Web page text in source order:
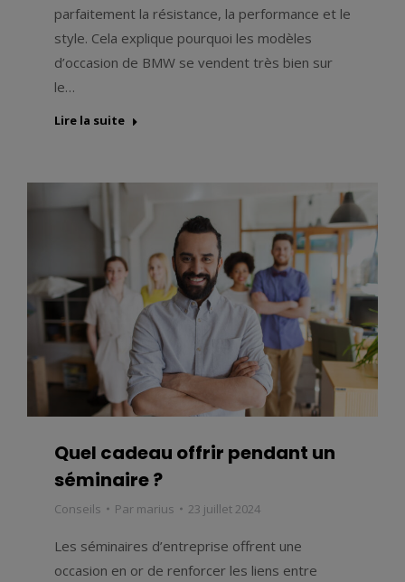
parfaitement la résistance, la performance et le
style. Cela explique pourquoi les modèles
d’occasion de BMW se vendent très bien sur
le…
Lire la suite
Quel cadeau offrir pendant un
séminaire ?
Conseils Par marius 23 juillet 2024
Les séminaires d’entreprise offrent une
occasion en or de renforcer les liens entre